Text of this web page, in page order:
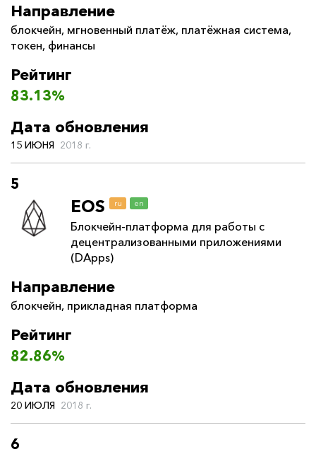
Направление
блокчейн, мгновенный платёж, платёжная система,
токен, финансы
Рейтинг
83.13%
Дата обновления
15 ИЮНЯ 2018 г.
5
EOS ru en
Блокчейн-платформа для работы с
децентрализованными приложениями
(DApps)
Направление
блокчейн, прикладная платформа
Рейтинг
82.86%
Дата обновления
20 ИЮЛЯ 2018 г.
6